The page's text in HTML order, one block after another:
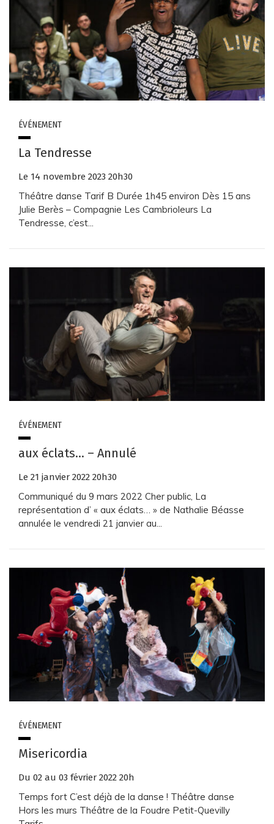
ÉVÉNEMENT
La Tendresse
Le 14 novembre 2023 20h30
Théâtre danse Tarif B Durée 1h45 environ Dès 15 ans
Julie Berès – Compagnie Les Cambrioleurs La
Tendresse, c’est...
ÉVÉNEMENT
aux éclats… – Annulé
Le 21 janvier 2022 20h30
Communiqué du 9 mars 2022 Cher public, La
représentation d’ « aux éclats… » de Nathalie Béasse
annulée le vendredi 21 janvier au...
ÉVÉNEMENT
Misericordia
Du 02 au 03 février 2022 20h
Temps fort C’est déjà de la danse ! Théâtre danse
Hors les murs Théâtre de la Foudre Petit-Quevilly